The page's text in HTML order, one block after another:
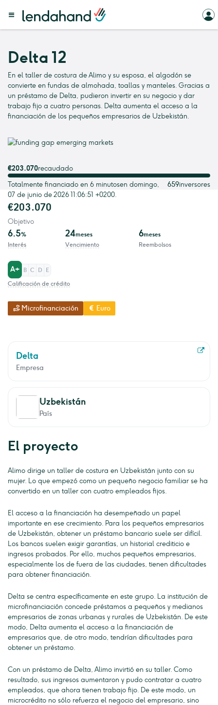
Delta 12
En el taller de costura de Alimo y su esposa, el algodón se
convierte en fundas de almohada, toallas y manteles. Gracias a
un préstamo de Delta, pudieron invertir en su negocio y dar
trabajo fijo a cuatro personas. Delta aumenta el acceso a la
financiación de los pequeños empresarios de Uzbekistán.
Delta
Empresa
Uzbekistán
País
El proyecto
Alimo dirige un taller de costura en Uzbekistán junto con su
mujer. Lo que empezó como un pequeño negocio familiar se ha
convertido en un taller con cuatro empleados fijos.
El acceso a la financiación ha desempeñado un papel
importante en ese crecimiento. Para los pequeños empresarios
de Uzbekistán, obtener un préstamo bancario suele ser difícil.
Los bancos suelen exigir garantías, un historial crediticio e
ingresos probados. Por ello, muchos pequeños empresarios,
especialmente los de fuera de las ciudades, tienen dificultades
para obtener financiación.
Delta se centra específicamente en este grupo. La institución de
microfinanciación concede préstamos a pequeños y medianos
empresarios de zonas urbanas y rurales de Uzbekistán. De este
modo, Delta aumenta el acceso a la financiación de
empresarios que, de otro modo, tendrían dificultades para
obtener un préstamo.
Con un préstamo de Delta, Alimo invirtió en su taller. Como
resultado, sus ingresos aumentaron y pudo contratar a cuatro
empleados, que ahora tienen trabajo fijo. De este modo, un
microcrédito no sólo refuerza el negocio del empresario, sino
€203.070recaudado
Totalmente financiado en 6 minutosen domingo,
07 de junio de 2026 11:06:51 +0200.
659inversores
€203.070
Objetivo
6.5%
Interés
24meses
Vencimiento
6meses
Reembolsos
A+ B C D
E
Calificación de crédito
Microfinanciación Euro